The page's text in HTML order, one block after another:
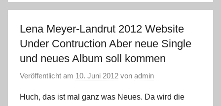
Lena Meyer-Landrut 2012 Website
Under Contruction Aber neue Single
und neues Album soll kommen
Veröffentlicht am 10. Juni 2012 von admin
Huch, das ist mal ganz was Neues. Da wird die